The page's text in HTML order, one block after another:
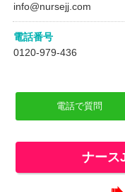
info@nursejj.com
電話番号
0120-979-436
電話で質問
ナース